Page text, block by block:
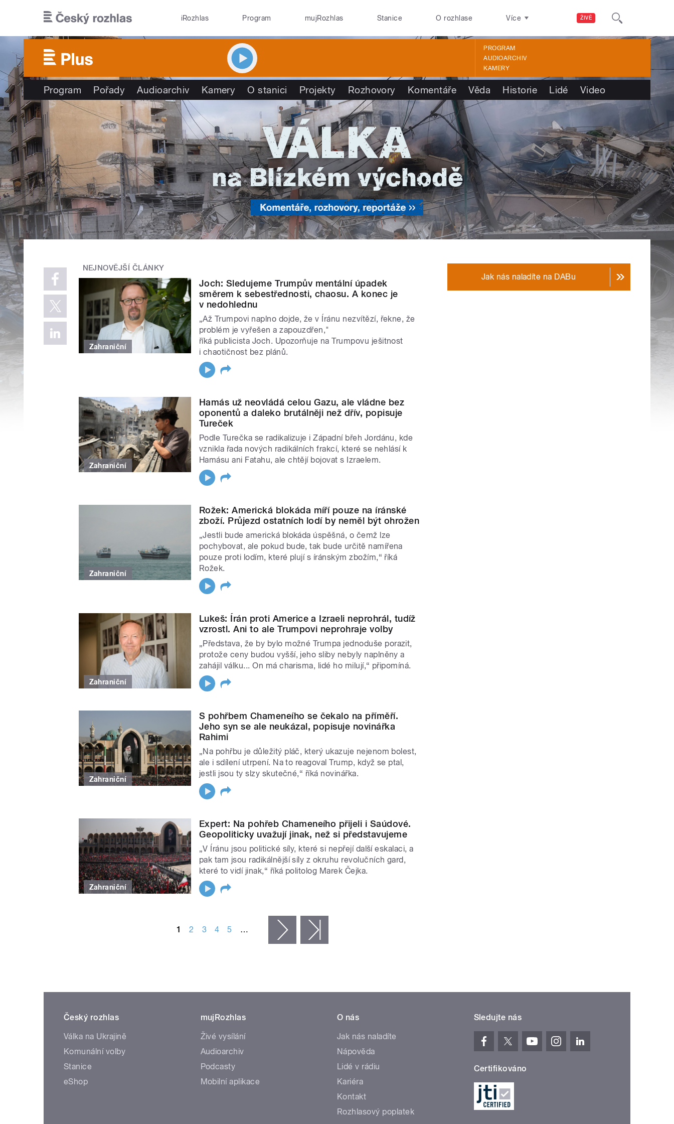
ŽIVĚ
iRozhlas Program mujRozhlas Stanice O rozhlase Více
PROGRAM
AUDIOARCHIV
KAMERY
Program Pořady Audioarchiv Kamery O stanici Projekty Rozhovory Komentáře Věda Historie Lidé Video
NEJNOVĚJŠÍ ČLÁNKY
Zahraniční
Joch: Sledujeme Trumpův mentální úpadek
směrem k sebestřednosti, chaosu. A konec je
v nedohlednu
„Až Trumpovi naplno dojde, že v Íránu nezvítězí, řekne, že
problém je vyřešen a zapouzdřen,"
říká publicista Joch. Upozorňuje na Trumpovu ješitnost
i chaotičnost bez plánů.
Zahraniční
Hamás už neovládá celou Gazu, ale vládne bez
oponentů a daleko brutálněji než dřív, popisuje
Tureček
Podle Turečka se radikalizuje i Západní břeh Jordánu, kde
vznikla řada nových radikálních frakcí, které se nehlásí k
Hamásu ani Fatahu, ale chtějí bojovat s Izraelem.
Zahraniční
Rožek: Americká blokáda míří pouze na íránské
zboží. Průjezd ostatních lodí by neměl být ohrožen
„Jestli bude americká blokáda úspěšná, o čemž lze
pochybovat, ale pokud bude, tak bude určitě namířena
pouze proti lodím, které plují s íránským zbožím,“ říká
Rožek.
Zahraniční
Lukeš: Írán proti Americe a Izraeli neprohrál, tudíž
vzrostl. Ani to ale Trumpovi neprohraje volby
„Představa, že by bylo možné Trumpa jednoduše porazit,
protože ceny budou vyšší, jeho sliby nebyly naplněny a
zahájil válku... On má charisma, lidé ho milují,“ připomíná.
Zahraniční
S pohřbem Chameneího se čekalo na příměří.
Jeho syn se ale neukázal, popisuje novinářka
Rahimi
„Na pohřbu je důležitý pláč, který ukazuje nejenom bolest,
ale i sdílení utrpení. Na to reagoval Trump, když se ptal,
jestli jsou ty slzy skutečné,“ říká novinářka.
Zahraniční
Expert: Na pohřeb Chameneího přijeli i Saúdové.
Geopoliticky uvažují jinak, než si představujeme
„V Íránu jsou politické síly, které si nepřejí další eskalaci, a
pak tam jsou radikálnější síly z okruhu revolučních gard,
které to vidí jinak,“ říká politolog Marek Čejka.
1 2 3 4 5 … následující ›
Jak nás naladíte na DABu
Český rozhlas
Válka na Ukrajině
Komunální volby
Stanice
eShop
mujRozhlas
Živé vysílání
Audioarchiv
Podcasty
Mobilní aplikace
O nás
Jak nás naladíte
Nápověda
Lidé v rádiu
Kariéra
Kontakt
Rozhlasový poplatek
Sledujte nás
Certifikováno